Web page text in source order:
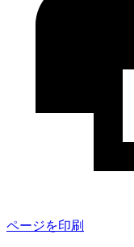
ページを印刷